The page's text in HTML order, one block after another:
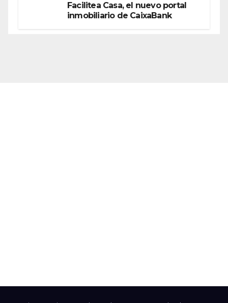
Facilitea Casa, el nuevo portal
inmobiliario de CaixaBank